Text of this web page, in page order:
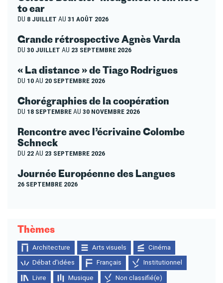
to ear
DU 8 JUILLET AU 31 AOÛT 2026
Grande rétrospective Agnès Varda
DU 30 JUILLET AU 23 SEPTEMBRE 2026
« La distance » de Tiago Rodrigues
DU 10AU 20 SEPTEMBRE 2026
Chorégraphies de la coopération
DU 18 SEPTEMBREAU 30 NOVEMBRE 2026
Rencontre avec l’écrivaine Colombe
Schneck
DU 22AU 23 SEPTEMBRE 2026
Journée Européenne des Langues
26 SEPTEMBRE 2026
Thèmes
Architecture Arts visuels Cinéma
Débat d'idées Français Institutionnel
Livre Musique Non classifié(e)